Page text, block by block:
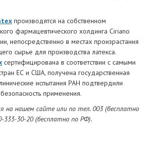
производятся на собственном
фармацевтического холдинга Ciriano
непосредственно в местах произрастания
сырье для производства латекса.
сертифицирована в соответствии с самыми
ЕС и США, получена государственная
испытания РАН подтвердили
применения.
на нашем сайте или по тел. 003 (бесплатно
333-30-20 (бесплатно по РФ).